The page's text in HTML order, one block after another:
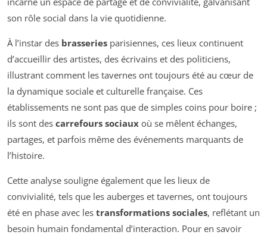
son rôle social dans la vie quotidienne.
À l’instar des brasseries parisiennes, ces lieux continuent
d’accueillir des artistes, des écrivains et des politiciens,
illustrant comment les tavernes ont toujours été au cœur de
la dynamique sociale et culturelle française. Ces
établissements ne sont pas que de simples coins pour boire ;
ils sont des carrefours sociaux où se mêlent échanges,
partages, et parfois même des événements marquants de
l’histoire.
Cette analyse souligne également que les lieux de
convivialité, tels que les auberges et tavernes, ont toujours
été en phase avec les transformations sociales, reflétant un
besoin humain fondamental d’interaction. Pour en savoir